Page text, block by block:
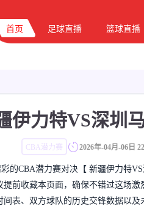
首页 足球直播 篮球直播
伊力特VS深圳
CBA潜力赛 2026年-04月-06日
的CBA潜力赛对决【 新疆伊力特
前收藏本页面，确保不错过这场
表、双方球队的历史交锋数据以